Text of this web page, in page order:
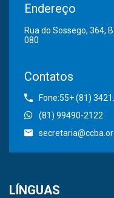
Endereço
Rua do Sossego, 364,
080
Contatos
Fone:55+ (81)
(81) 99490-2122
LÍNGUAS